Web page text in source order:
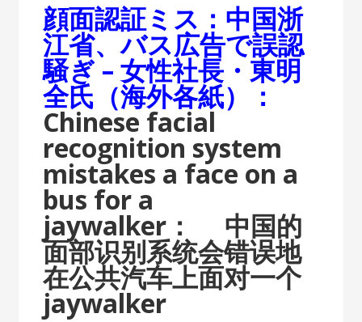
顔面認証ミス：中国浙
江省、バス広告で誤認
騒ぎ – 女性社長・東明
全氏（海外各紙）：
Chinese facial
recognition system
mistakes a face on a
bus for a
jaywalker： 中国的
面部识别系统会错误地
在公共汽车上面对一个
jaywalker